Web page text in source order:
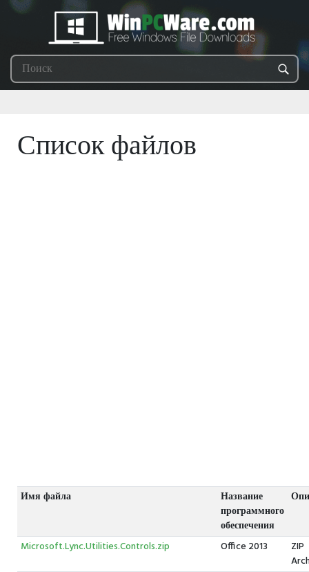
Список файлов
Имя файла
Название
программного
обеспечения
Microsoft.Lync.Utilities.Controls.zip Office 2013
ZIP